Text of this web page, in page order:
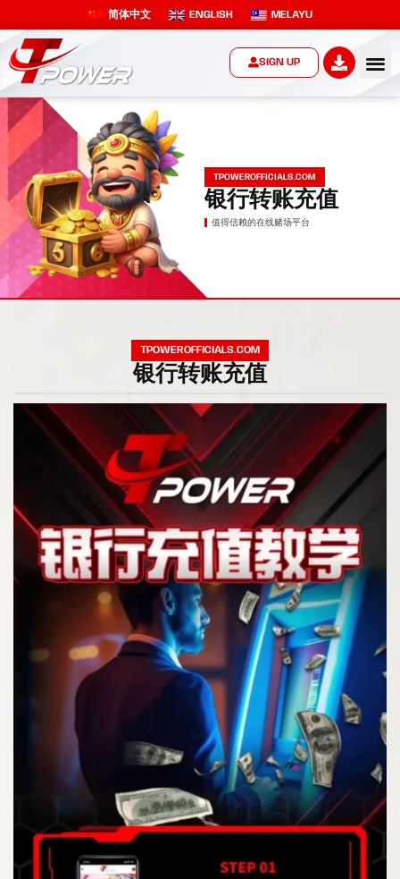
简体中文 ENGLISH MELAYU
SIGN UP
TPOWEROFFICIALS.COM
银行转账充值
值得信赖的在线赌场平台
TPOWEROFFICIALS.COM
银行转账充值